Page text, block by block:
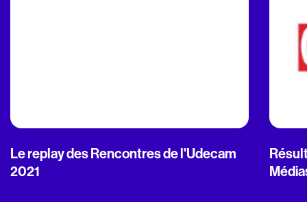
Le replay des Rencontres de l'Udecam
2021